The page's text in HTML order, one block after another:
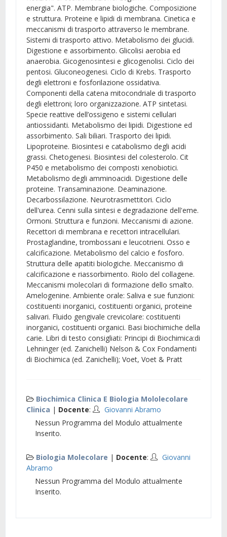
energia". ATP. Membrane biologiche. Composizione
e struttura. Proteine e lipidi di membrana. Cinetica e
meccanismi di trasporto attraverso le membrane.
Sistemi di trasporto attivo. Metabolismo dei glucidi.
Digestione e assorbimento. Glicolisi aerobia ed
anaerobia. Gicogenosintesi e glicogenolisi. Ciclo dei
pentosi. Gluconeogenesi. Ciclo di Krebs. Trasporto
degli elettroni e fosforilazione ossidativa.
Componenti della catena mitocondriale di trasporto
degli elettroni; loro organizzazione. ATP sintetasi.
Specie reattive dell’ossigeno e sistemi cellulari
antiossidanti. Metabolismo dei lipidi. Digestione ed
assorbimento. Sali biliari. Trasporto dei lipidi.
Lipoproteine. Biosintesi e catabolismo degli acidi
grassi. Chetogenesi. Biosintesi del colesterolo. Cit
P450 e metabolismo dei composti xenobiotici.
Metabolismo degli amminoacidi. Digestione delle
proteine. Transaminazione. Deaminazione.
Decarbossilazione. Neurotrasmettitori. Ciclo
dell'urea. Cenni sulla sintesi e degradazione dell'eme.
Ormoni. Struttura e funzioni. Meccanismi di azione.
Recettori di membrana e recettori intracellulari.
Prostaglandine, trombossani e leucotrieni. Osso e
calcificazione. Metabolismo del calcio e fosforo.
Struttura delle apatiti biologiche. Meccanismo di
calcificazione e riassorbimento. Riolo del collagene.
Meccanismi molecolari di formazione dello smalto.
Amelogenine. Ambiente orale: Saliva e sue funzioni:
costituenti inorganici, costituenti organici, proteine
salivari. Fluido gengivale crevicolare: costituenti
inorganici, costituenti organici. Basi biochimiche della
carie. Libri di testo consigliati: Principi di Biochimica:di
Lehninger (ed. Zanichelli) Nelson & Cox Fondamenti
di Biochimica (ed. Zanichelli); Voet, Voet & Pratt
Biochimica Clinica E Biologia Mololecolare
Clinica | Docente:
Giovanni Abramo
Nessun Programma del Modulo attualmente
Inserito.
Biologia Molecolare | Docente:
Giovanni
Abramo
Nessun Programma del Modulo attualmente
Inserito.